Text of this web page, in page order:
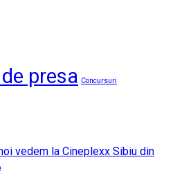
presa Concursuri